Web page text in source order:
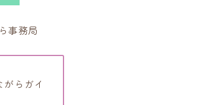
事務局
らガイ